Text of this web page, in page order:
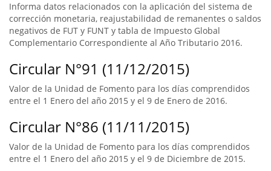
Informa datos relacionados con la aplicación del sistema de
corrección monetaria, reajustabilidad de remanentes o saldos
negativos de FUT y FUNT y tabla de Impuesto Global
Complementario Correspondiente al Año Tributario 2016.
Circular N°91 (11/12/2015)
Valor de la Unidad de Fomento para los días comprendidos
entre el 1 Enero del año 2015 y el 9 de Enero de 2016.
Circular N°86 (11/11/2015)
Valor de la Unidad de Fomento para los días comprendidos
entre el 1 Enero del año 2015 y el 9 de Diciembre de 2015.